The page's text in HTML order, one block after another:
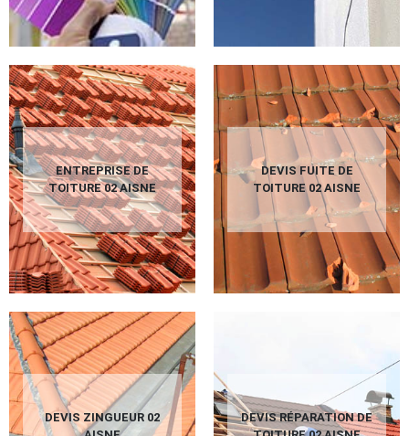
ENTREPRISE DE
TOITURE 02 AISNE
DEVIS FUITE DE
TOITURE 02 AISNE
DEVIS ZINGUEUR 02
DEVIS RÉPARATION DE